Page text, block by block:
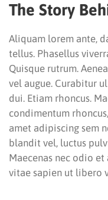
The Story
Aliquam lorem ante,
tellus. Phasellus
Quisque rutrum.
vel augue. Curabitur
dui. Etiam rhoncus.
condimentum
amet adipiscing sem
blandit vel, luctus
Maecenas nec odio
vitae sapien ut libero